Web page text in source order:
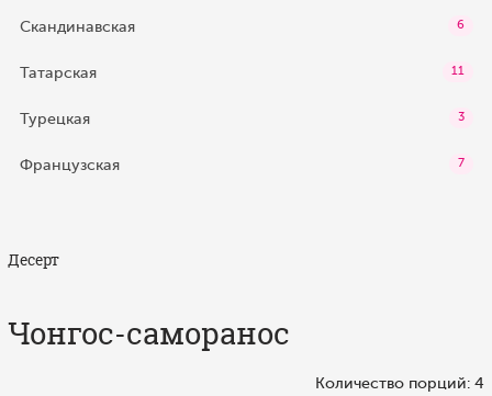
Скандинавская 6
Татарская 11
Турецкая 3
Французская 7
Десерт
Чонгос-саморанос
Количество порций: 4